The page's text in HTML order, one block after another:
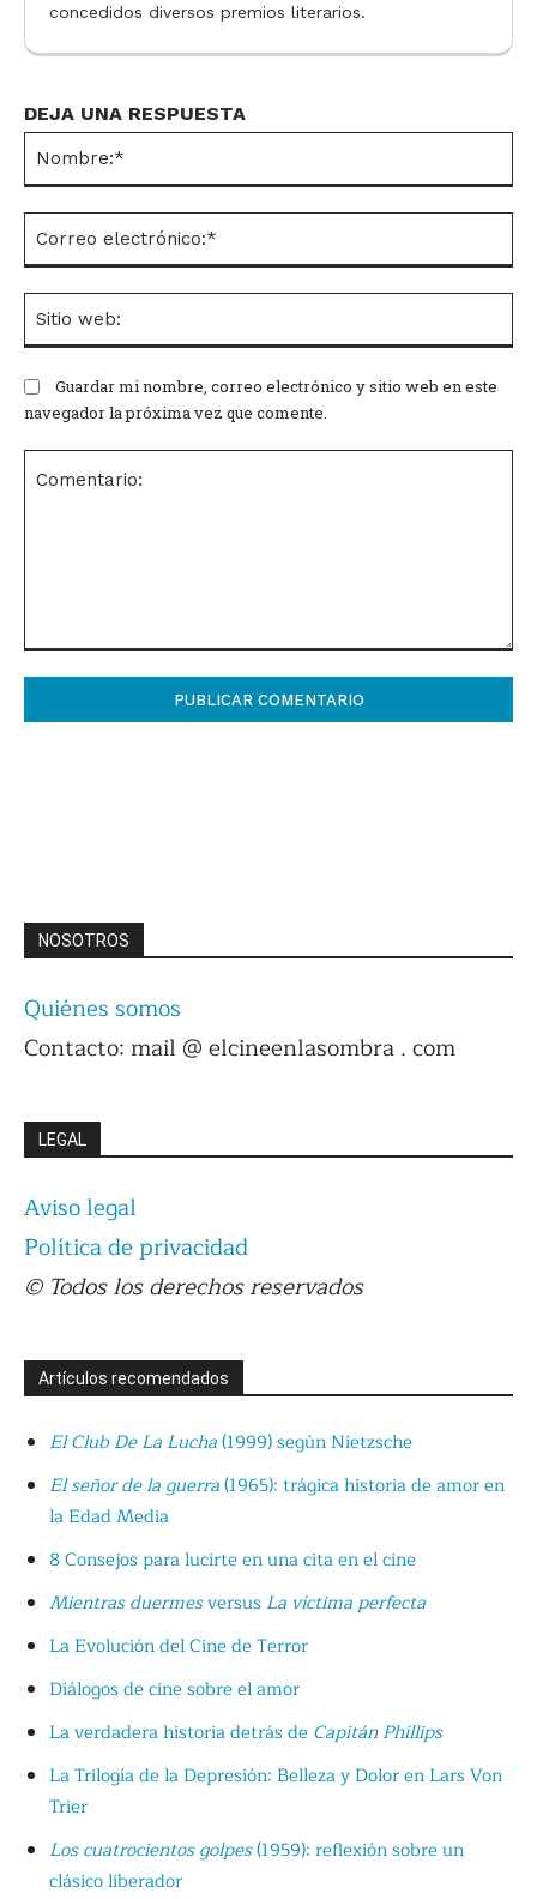
concedidos diversos premios literarios.
DEJA UNA RESPUESTA
Comentario:
Guardar mi nombre, correo electrónico y sitio web en este
navegador la próxima vez que comente.
NOSOTROS
Quiénes somos
Contacto: mail @ elcineenlasombra . com
LEGAL
Aviso legal
Política de privacidad
© Todos los derechos reservados
Artículos recomendados
El Club De La Lucha(1999) según Nietzsche
El señor de la guerra(1965): trágica historia de amor en
la Edad Media
8 Consejos para lucirte en una cita en el cine
Mientras duermesversus La víctima perfecta
La Evolución del Cine de Terror
Diálogos de cine sobre el amor
La verdadera historia detrás de Capitán Phillips
La Trilogía de la Depresión: Belleza y Dolor en Lars Von
Trier
Los cuatrocientos golpes(1959): reflexión sobre un
clásico liberador